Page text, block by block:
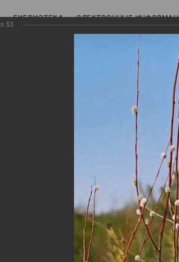
БИБЛИОТЕКА ЭЛЕКТРОННЫЕ
выставки
53